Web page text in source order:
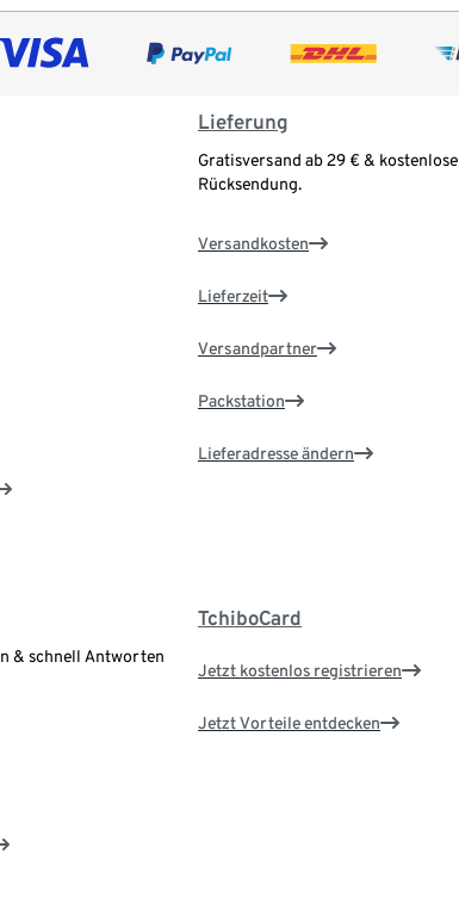
Lieferung
Gratisversand ab 29 € & kostenlose
Rücksendung.
Versandkosten
Lieferzeit
Versandpartner
Packstation
Lieferadresse ändern
& schnell Antworten
TchiboCard
Jetzt kostenlos registrieren
Jetzt Vorteile entdecken